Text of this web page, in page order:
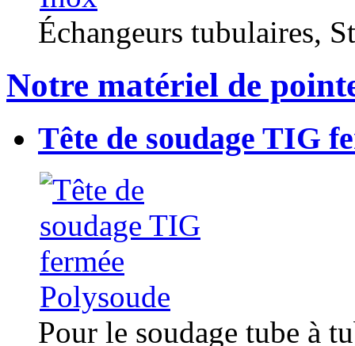
Échangeurs tubulaires,
Notre matériel de
Tête de soudage TIG
Pour le soudage tube à